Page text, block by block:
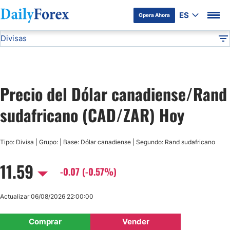
Opera Ahora ES
Divulgación del Anunciante
Divisas
USD/JPY
GBP/USD
AUD/USD
Precio del Dólar canadiense/Rand
sudafricano (CAD/ZAR) Hoy
Tipo: Divisa | Grupo: | Base: Dólar canadiense | Segundo: Rand sudafricano
11.59 -0.07 (-0.57%)
Comprar Vender
Actualizar 06/08/2026 22:00:00